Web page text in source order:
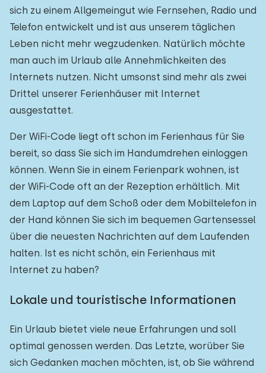
sich zu einem Allgemeingut wie Fernsehen, Radio und
Telefon entwickelt und ist aus unserem täglichen
Leben nicht mehr wegzudenken. Natürlich möchte
man auch im Urlaub alle Annehmlichkeiten des
Internets nutzen. Nicht umsonst sind mehr als zwei
Drittel unserer Ferienhäuser mit Internet
ausgestattet.
Der WiFi-Code liegt oft schon im Ferienhaus für Sie
bereit, so dass Sie sich im Handumdrehen einloggen
können. Wenn Sie in einem Ferienpark wohnen, ist
der WiFi-Code oft an der Rezeption erhältlich. Mit
dem Laptop auf dem Schoß oder dem Mobiltelefon in
der Hand können Sie sich im bequemen Gartensessel
über die neuesten Nachrichten auf dem Laufenden
halten. Ist es nicht schön, ein Ferienhaus mit
Internet zu haben?
Lokale und touristische Informationen
Ein Urlaub bietet viele neue Erfahrungen und soll
optimal genossen werden. Das Letzte, worüber Sie
sich Gedanken machen möchten, ist, ob Sie während